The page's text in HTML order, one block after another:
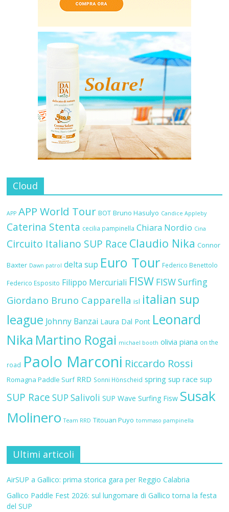
Cloud
APP APP World Tour BOT Bruno Hasulyo Candice Appleby
Caterina Stenta cecilia pampinella Chiara Nordio Cina
Circuito Italiano SUP Race Claudio Nika Connor
Baxter Dawn patrol delta sup Euro Tour Federico Benettolo
Federico Esposito Filippo Mercuriali FISW FISW Surfing
Giordano Bruno Capparella isl italian sup
league Johnny Banzai Laura Dal Pont Leonard
Nika Martino Rogai michael booth olivia piana on the
road Paolo Marconi Riccardo Rossi
Romagna Paddle Surf RRD Sonni Hönscheid spring sup race sup
SUP Race SUP Salivoli SUP Wave Surfing Fisw Susak
Molinero Team RRD Titouan Puyo tommaso pampinella
Ultimi articoli
AirSUP a Gallico: prima storica gara per Reggio Calabria
Gallico Paddle Fest 2026: sul lungomare di Gallico torna la festa
del SUP